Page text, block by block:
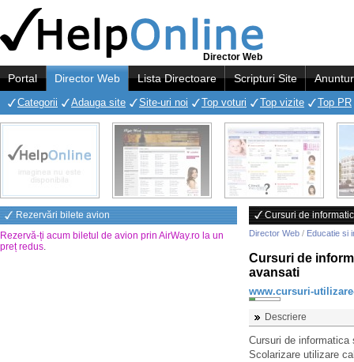
Director Web
Portal Director Web Lista Directoare Scripturi Site
Categorii Adauga site Site-uri noi Top voturi Top vizite Top PR
Rezervări bilete avion
Rezervă-ți acum biletul de avion prin AirWay.ro la un
preț redus.
Cursuri de
Director Web / Educatie si
Cursuri de
avansati
www.cursuri-
Descriere
Cursuri de informatica
Scolarizare utilizare